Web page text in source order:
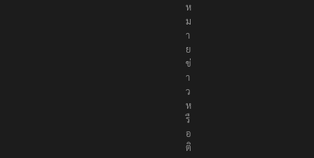
ห
ม
า
ย
ข่
า
ว
ห
รื
อ
ติ